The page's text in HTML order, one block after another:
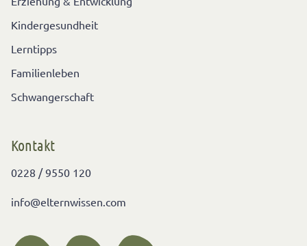
Kindergesundheit
Lerntipps
Familienleben
Schwangerschaft
Kontakt
0228 / 9550 120
info@elternwissen.com